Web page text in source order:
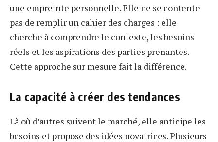
une empreinte personnelle. Elle ne se contente
pas de remplir un cahier des charges : elle
cherche à comprendre le contexte, les besoins
réels et les aspirations des parties prenantes.
Cette approche sur mesure fait la différence.
La capacité à créer des tendances
Là où d’autres suivent le marché, elle anticipe les
besoins et propose des idées novatrices. Plusieurs